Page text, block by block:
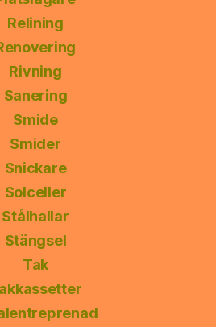
Relining
Rivning
Sanering
Smide
Smider
Snickare
Solceller
Stålhallar
Stängsel
Tak